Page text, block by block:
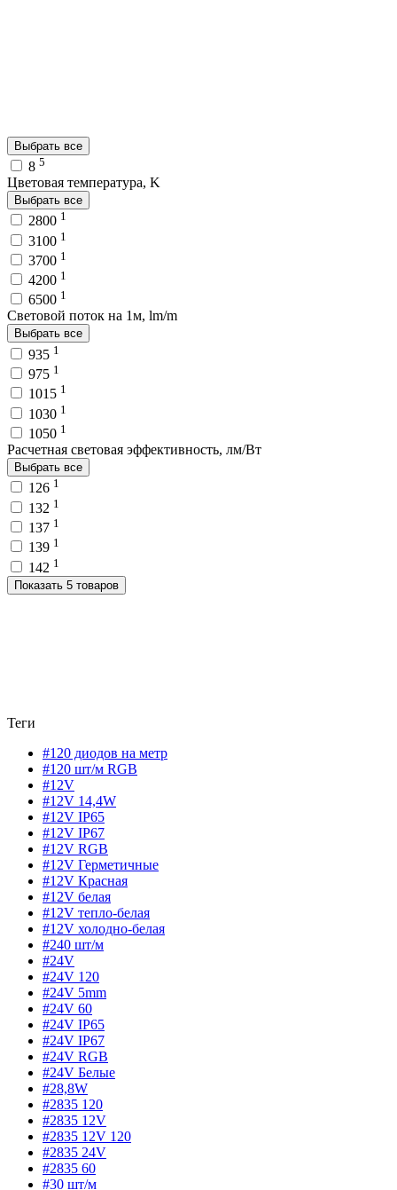
Выбрать все
8 5
Цветовая температура, K
Выбрать все
2800 1
3100 1
3700 1
4200 1
6500 1
Световой поток на 1м, lm/m
Выбрать все
935 1
975 1
1015 1
1030 1
1050 1
Расчетная световая эффективность, лм/Вт
Выбрать все
126 1
132 1
137 1
139 1
142 1
Показать 5 товаров
Теги
#120 диодов на метр
#120 шт/м RGB
#12V
#12V 14,4W
#12V IP65
#12V IP67
#12V RGB
#12V Герметичные
#12V Красная
#12V белая
#12V тепло-белая
#12V холодно-белая
#240 шт/м
#24V
#24V 120
#24V 5mm
#24V 60
#24V IP65
#24V IP67
#24V RGB
#24V Белые
#28,8W
#2835 120
#2835 12V
#2835 12V 120
#2835 24V
#2835 60
#30 шт/м